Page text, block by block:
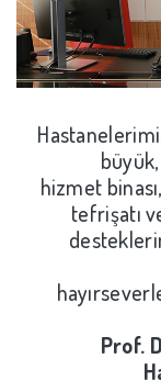
hizmet
tefrişatı
Prof.